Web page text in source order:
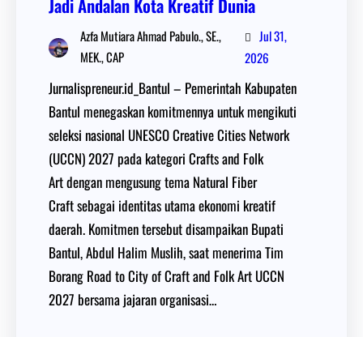
Jadi Andalan Kota Kreatif Dunia
Azfa Mutiara Ahmad Pabulo., SE.,
MEK., CAP
Jul 31,
2026
Jurnalispreneur.id_Bantul – Pemerintah Kabupaten
Bantul menegaskan komitmennya untuk mengikuti
seleksi nasional UNESCO Creative Cities Network
(UCCN) 2027 pada kategori Crafts and Folk
Art dengan mengusung tema Natural Fiber
Craft sebagai identitas utama ekonomi kreatif
daerah. Komitmen tersebut disampaikan Bupati
Bantul, Abdul Halim Muslih, saat menerima Tim
Borang Road to City of Craft and Folk Art UCCN
2027 bersama jajaran organisasi…